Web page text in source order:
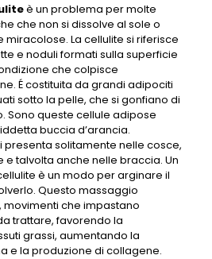
è un problema per molte
che non si dissolve al sole o
miracolose. La cellulite si riferisce
e noduli formati sulla superficie
che colpisce
É costituita da grandi adipociti
sotto la pelle, che si gonfiano di
Sono queste cellule adipose
buccia d’arancia.
presenta solitamente nelle cosce,
e talvolta anche nelle braccia. Un
è un modo per arginare il
Questo massaggio
che impastano
trattare, favorendo la
grassi, aumentando la
e la produzione di collagene.